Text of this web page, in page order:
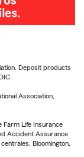
Deposit products
Association,
Farm Life Insurance
Accident Assurance
Bloomington,